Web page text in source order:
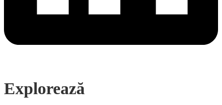
Explorează